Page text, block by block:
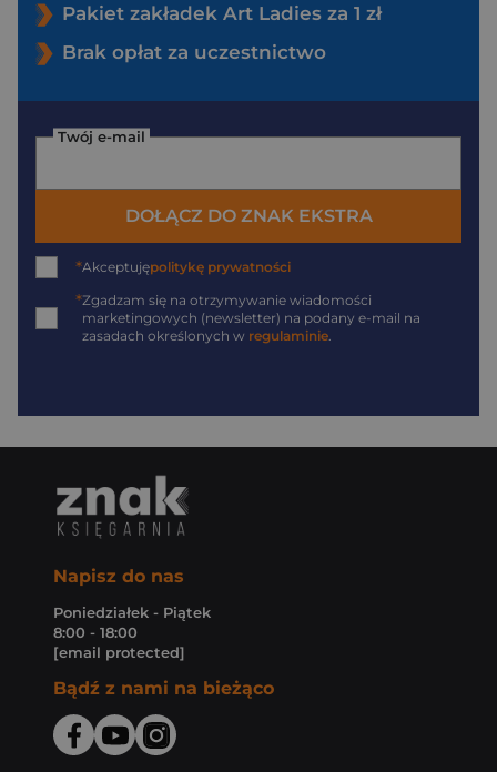
Pakiet zakładek Art Ladies za 1 zł
Brak opłat za uczestnictwo
Twój e-mail
DOŁĄCZ DO ZNAK EKSTRA
*Akceptujępolitykę prywatności
*Zgadzam się na otrzymywanie wiadomości
marketingowych (newsletter) na podany e-mail na
zasadach określonych w regulaminie
Napisz do nas
Poniedziałek - Piątek
8:00 - 18:00
[email protected]
Bądź z nami na bieżąco